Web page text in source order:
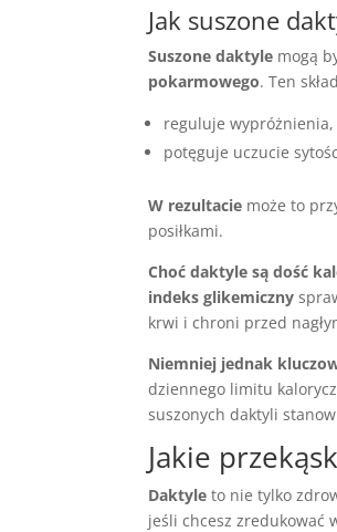
Jak suszone
Suszone daktyle mogą
pokarmowego. Ten
reguluje wypróżnienia,
potęguje uczucie
W rezultacie może to
posiłkami.
Choć daktyle są dość
indeks glikemiczny
krwi i chroni przed
Niemniej jednak
dziennego limitu
suszonych daktyli
Jakie
Daktyle to nie tylko
jeśli chcesz zredukować